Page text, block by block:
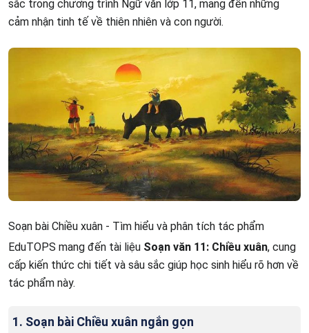
sắc trong chương trình Ngữ văn lớp 11, mang đến những
cảm nhận tinh tế về thiên nhiên và con người.
Soạn bài Chiều xuân - Tìm hiểu và phân tích tác phẩm
EduTOPS mang đến tài liệu Soạn văn 11: Chiều xuân, cung
cấp kiến thức chi tiết và sâu sắc giúp học sinh hiểu rõ hơn về
tác phẩm này.
1. Soạn bài Chiều xuân ngắn gọn